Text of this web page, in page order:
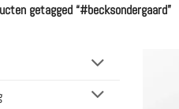
getagged “#becksondergaard”